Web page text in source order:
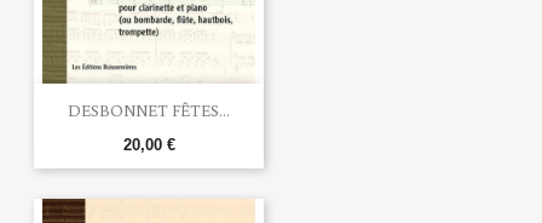
DESBONNET FÊTES...
20,00 €